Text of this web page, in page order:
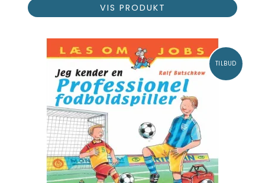
VIS PRODUKT
TILBUD